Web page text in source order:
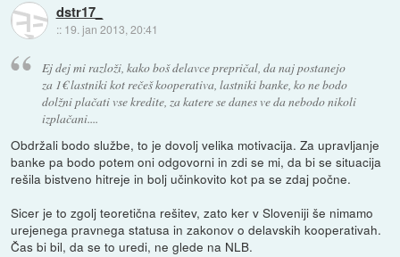
dstr17_
:: 19. jan 2013, 20:41
Ej dej mi razloži, kako boš delavce prepričal, da naj postanejo
za 1€ lastniki kot rečeš kooperativa, lastniki banke, ko ne bodo
dolžni plačati vse kredite, za katere se danes ve da nebodo nikoli
izplačani....
Obdržali bodo službe, to je dovolj velika motivacija. Za upravljanje
banke pa bodo potem oni odgovorni in zdi se mi, da bi se situacija
rešila bistveno hitreje in bolj učinkovito kot pa se zdaj počne.
Sicer je to zgolj teoretična rešitev, zato ker v Sloveniji še nimamo
urejenega pravnega statusa in zakonov o delavskih kooperativah.
Čas bi bil, da se to uredi, ne glede na NLB.